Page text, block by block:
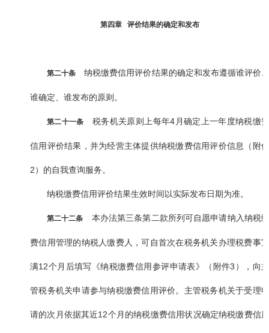
第四章 评价结果的确定和发布
第二十条 纳税缴费信用评价结果的确定和发布遵循谁评价
谁确定、谁发布的原则。
第二十一条 税务机关原则上每年4月确定上一年度纳税缴
信用评价结果，并为经营主体提供纳税缴费信用评价信息（附件
2）的自我查询服务。
纳税缴费信用评价结果生效时间以实际发布日期为准。
第二十二条 本办法第三条第二款所列可自愿申请纳入纳税
费信用管理的纳税人缴费人，可自首次在税务机关办理税费事宜
满12个月后填写《纳税缴费信用参评申请表》（附件3），向主
管税务机关申请参与纳税缴费信用评价。主管税务机关于受理申
请的次月依据其近12个月的纳税缴费信用状况确定纳税缴费信用